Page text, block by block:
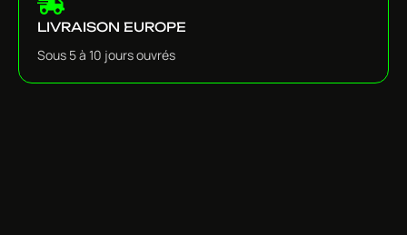
LIVRAISON EUROPE
Sous 5 à 10 jours ouvrés